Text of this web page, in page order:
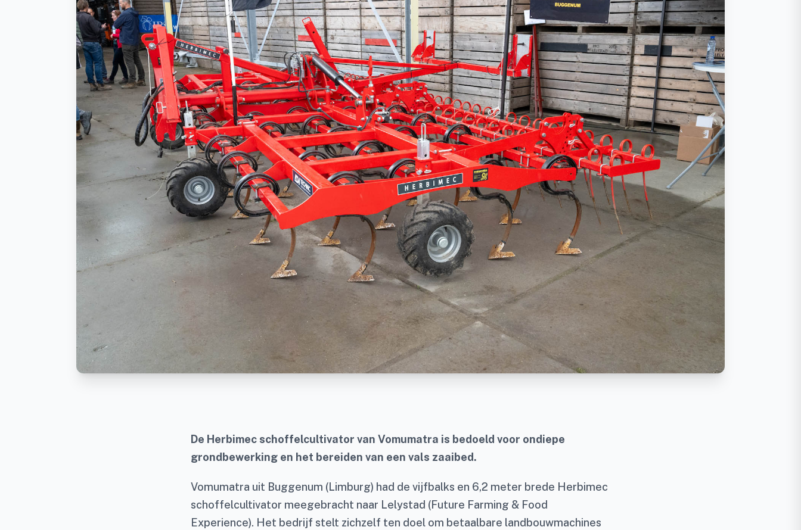
De Herbimec schoffelcultivator van Vomumatra is bedoeld voor ondiepe
grondbewerking en het bereiden van een vals zaaibed.
Vomumatra uit Buggenum (Limburg) had de vijfbalks en 6,2 meter brede Herbimec
schoffelcultivator meegebracht naar Lelystad (Future Farming & Food
Experience). Het bedrijf stelt zichzelf ten doel om betaalbare landbouwmachines